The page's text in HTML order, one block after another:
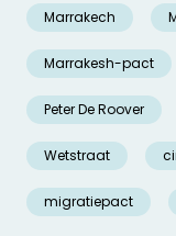
Marrakech
Marrakesh-pact
Peter De Roover
Wetstraat
migratiepact